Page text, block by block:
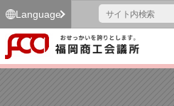
Language